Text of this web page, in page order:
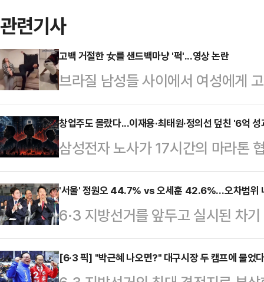
관련기사
고백 거절한 女를 샌드백마냥 '퍽'...영상 논란
브라질 남성들 사이에서 여성에게
습한다는 내용의 영상이 사회관계
일고 있다.10일(현지시간) 뉴욕포
고백을 거절할 경우를 대비한 훈련'
있다.영상 속 남성들은 샌드백을 때
기를 카메라에 겨누는 모습 등을 보
3월 8일 전후로 빠르게 확산된 것
장에서 고백을 거절…
창업주도 몰랐다...이재용·최태원·정의선 덮친 '6억
삼성전자 노사가 17시간의 마라톤
다. 오는 21일 총파업이 현실화될
째 파업이라는 가시밭길을 걷게 된
상상조차 못 했던 ‘순이익 30% 성
는 이미 ‘영업이익 10%, 상한 없는
이끄는 총수들이 선대가 단 한번도
'서울' 정원오 44.7% vs 오세훈 42.6%…오차범위
6·3 지방선거를 앞두고 실시된 차
어민주당 예비후보가 44.7%, 오세
42.6%를 기록하며 오차범위 내 초
[6·3 픽] "박근혜 나오면?" 대구시장 두 캠프에 물었